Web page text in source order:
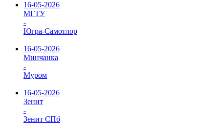
16-05-2026
МГТУ
-
Югра-Самотлор
16-05-2026
Минчанка
-
Муром
16-05-2026
Зенит
-
Зенит СПб